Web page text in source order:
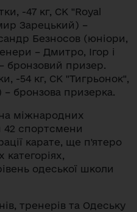
-47 кг, СК "Royal
Зарецький) –
Безносов (юніори,
– Дмитро, Ігор і
бронзовий призер.
-54 кг, СК "Тигрьонок",
– бронзова призерка.
міжнародних
42 спортсмени
карате, ще п'ятеро
категоріях,
одеської школи
тренерів та Одеську